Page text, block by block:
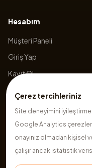
Çerez tercihleriniz
Site deneyimini
Google Analytics
onayınız olmadan
çalışır ancak istatistik
Hesabım
Müşteri Paneli
Giriş Yap
Kayıt Ol
2026 Hazırsite. Tüm